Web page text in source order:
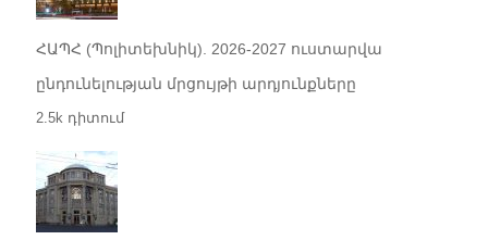
ՀԱՊՀ (Պոլիտեխնիկ). 2026-2027 ուստարվա
ընդունելության մրցույթի արդյունքները
2.5k դիտում